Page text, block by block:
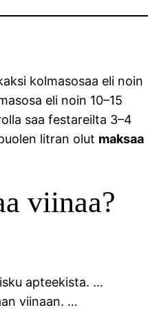
kolmasosaa eli noin
eli noin 10–15
saa festareilta 3–4
litran olut maksaa
viinaa?
apteekista. …
viinaan. …